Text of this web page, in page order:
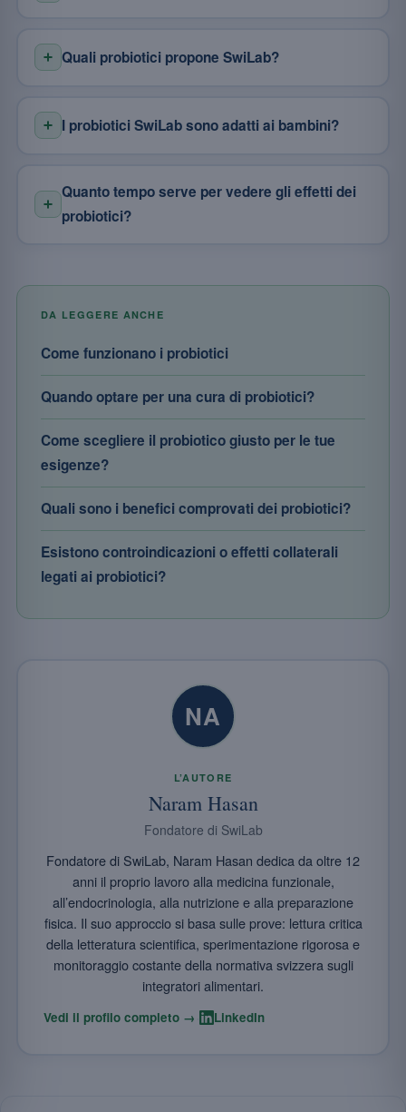
Quali probiotici propone SwiLab?
I probiotici SwiLab sono adatti ai bambini?
Quanto tempo serve per vedere gli effetti dei
probiotici?
DA LEGGERE ANCHE
Come funzionano i probiotici
Quando optare per una cura di probiotici?
Come scegliere il probiotico giusto per le tue
esigenze?
Quali sono i benefici comprovati dei probiotici?
Esistono controindicazioni o effetti collaterali
legati ai probiotici?
NA
L’AUTORE
Naram Hasan
Fondatore di SwiLab
Fondatore di SwiLab, Naram Hasan dedica da oltre 12
anni il proprio lavoro alla medicina funzionale,
all’endocrinologia, alla nutrizione e alla preparazione
fisica. Il suo approccio si basa sulle prove: lettura critica
della letteratura scientifica, sperimentazione rigorosa e
monitoraggio costante della normativa svizzera sugli
integratori alimentari.
Vedi il profilo completo → LinkedIn